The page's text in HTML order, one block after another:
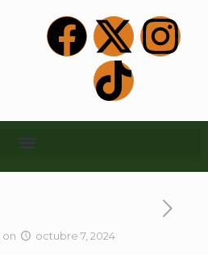
on octubre 7, 2024